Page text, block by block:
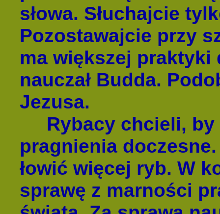
słowa. Słuchajcie
Pozostawajcie przy
ma większej praktyki
nauczał Budda.
Jezusa.
Rybacy chcieli, by
pragnienia
łowić więcej ryb. W
sprawę z marności